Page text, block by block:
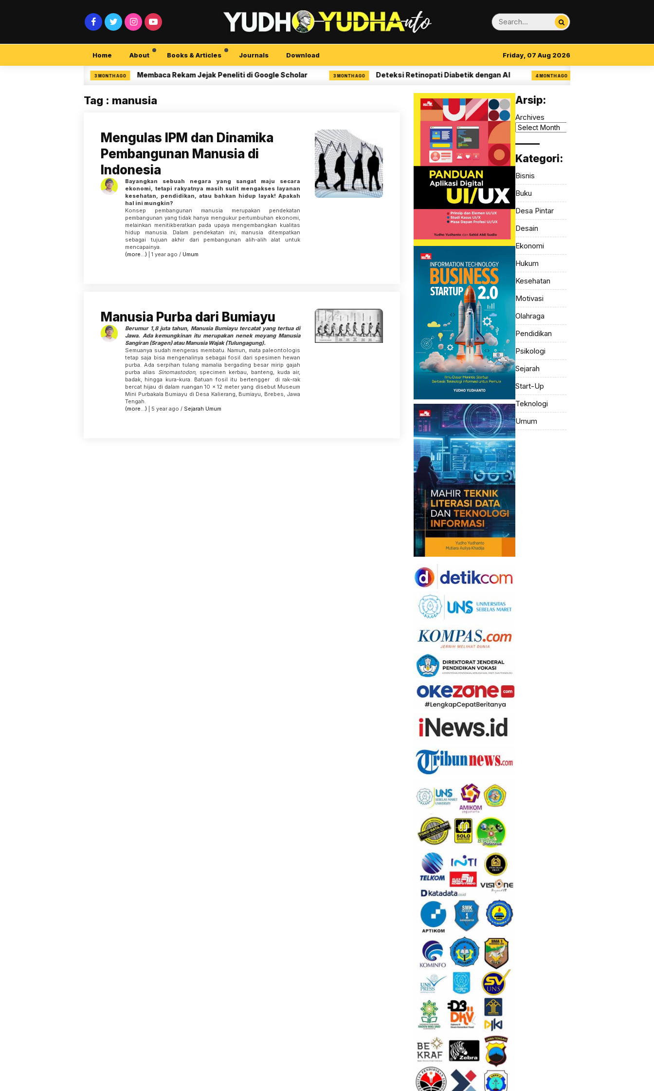
Home About Books & Articles Journals Download Friday, 07 Aug 2026
3 MONTH AGO Membaca Rekam Jejak Peneliti di Google Scholar 3 MONTH AGO Deteksi Retinopati Diabetik dengan AI 4 MONTH AGO 14 Aturan Visual Clarity
Tag : manusia
Mengulas IPM dan Dinamika
Pembangunan Manusia di
Indonesia
Bayangkan sebuah negara yang sangat maju secara
ekonomi, tetapi rakyatnya masih sulit mengakses layanan
kesehatan, pendidikan, atau bahkan hidup layak! Apakah
hal ini mungkin?
Konsep pembangunan manusia merupakan pendekatan
pembangunan yang tidak hanya mengukur pertumbuhan ekonomi,
melainkan menitikberatkan pada upaya mengembangkan kualitas
hidup manusia. Dalam pendekatan ini, manusia ditempatkan
sebagai tujuan akhir dari pembangunan alih-alih alat untuk
mencapainya.
(more…) | 1 year ago / Umum
Manusia Purba dari Bumiayu
Berumur 1,8 juta tahun, Manusia Bumiayu tercatat yang tertua di
Jawa. Ada kemungkinan itu merupakan nenek moyang Manusia
Sangiran (Sragen) atau Manusia Wajak (Tulungagung).
Semuanya sudah mengeras membatu. Namun, mata paleontologis
tetap saja bisa mengenalinya sebagai fosil dari spesimen hewan
purba. Ada serpihan tulang mamalia bergading besar mirip gajah
purba alias Sinomastodon, specimen kerbau, banteng, kuda air,
badak, hingga kura-kura. Batuan fosil itu bertengger di rak-rak
bercat hijau di dalam ruangan 10 x 12 meter yang disebut Museum
Mini Purbakala Bumiayu di Desa Kalierang, Bumiayu, Brebes, Jawa
Tengah.
(more…) | 5 year ago / Sejarah Umum
Arsip:
Archives
Kategori:
Bisnis
Buku
Desa Pintar
Desain
Ekonomi
Hukum
Kesehatan
Motivasi
Olahraga
Pendidikan
Psikologi
Sejarah
Start-Up
Teknologi
Umum